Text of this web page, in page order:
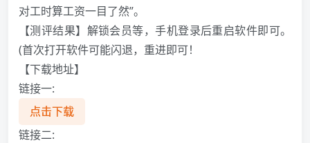
对工时算工资一目了然”。
【测评结果】解锁会员等，手机登录后重启软件即可。
(首次打开软件可能闪退，重进即可！
【下载地址】
链接一:
点击下载
链接二: